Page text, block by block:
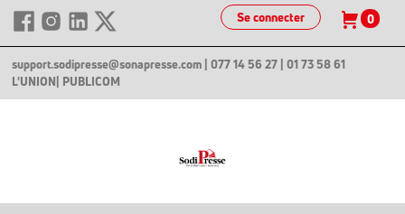
Se connecter 0
support.sodipresse@sonapresse.com | 077 14 56 27 | 01 73 58 61
L'UNION | PUBLICOM